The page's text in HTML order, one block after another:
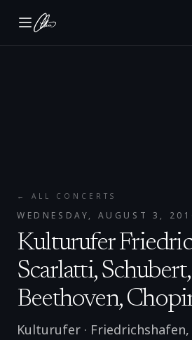
← ALL CONCERTS
WEDNESDAY, AUGUST 3,
Kulturufer
Scarlatti, Schubert,
Beethoven,
Kulturufer · Friedrichshafen,